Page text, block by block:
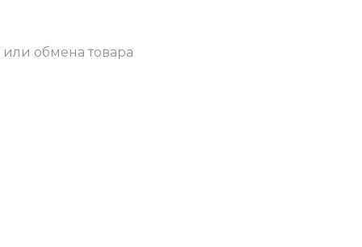
обмена товара